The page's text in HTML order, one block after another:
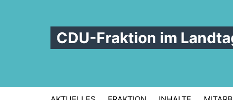
CDU-Fraktion im